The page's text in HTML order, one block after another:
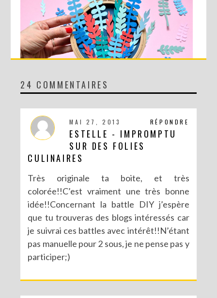
DIY MA FORÊT DE PAPIER
DIY SAINT VALENTIN : UNE CARTE POP-UP QUI BRISE LA GLACE !
24 COMMENTAIRES
RÉPONDRE
MAI 27, 2013
ESTELLE - IMPROMPTU
SUR DES FOLIES
CULINAIRES
Très originale ta boite, et très
colorée!!C’est vraiment une très bonne
idée!!Concernant la battle DIY j’espère
que tu trouveras des blogs intéressés car
je suivrai ces battles avec intérêt!!N’étant
pas manuelle pour 2 sous, je ne pense pas y
participer;)